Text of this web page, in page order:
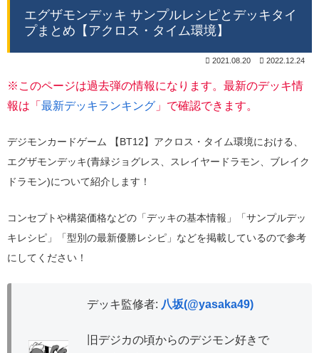
エグザモンデッキ サンプルレシピとデッキタイ
プまとめ【アクロス・タイム環境】
2021.08.20 2022.12.24
※このページは過去弾の情報になります。最新のデッキ情
報は「 最新デッキランキング 」で確認できます。
デジモンカードゲーム 【BT12】アクロス・タイム環境における、
エグザモンデッキ(青緑ジョグレス、スレイヤードラモン、ブレイク
ドラモン)について紹介します！
コンセプトや構築価格などの「デッキの基本情報」「サンプルデッ
キレシピ」「型別の最新優勝レシピ」などを掲載しているので参考
にしてください！
デッキ監修者: 八坂(@yasaka49)
旧デジカの頃からのデジモン好きで